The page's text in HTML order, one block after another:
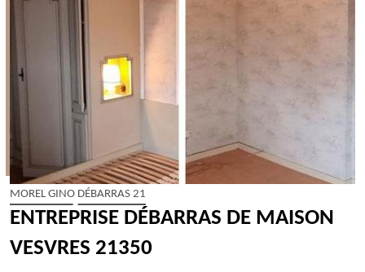
MOREL GINO DÉBARRAS 21
ENTREPRISE DÉBARRAS DE MAISON
VESVRES 21350